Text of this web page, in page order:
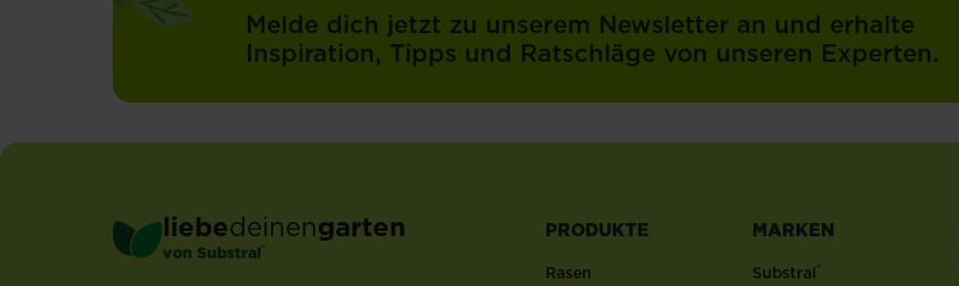
Melde dich jetzt zu unserem Newsletter an und erhalte
Inspiration, Tipps und Ratschläge von unseren Experten.
liebedeinengarten
von Substral®
PRODUKTE
Rasen
MARKEN
Substral®